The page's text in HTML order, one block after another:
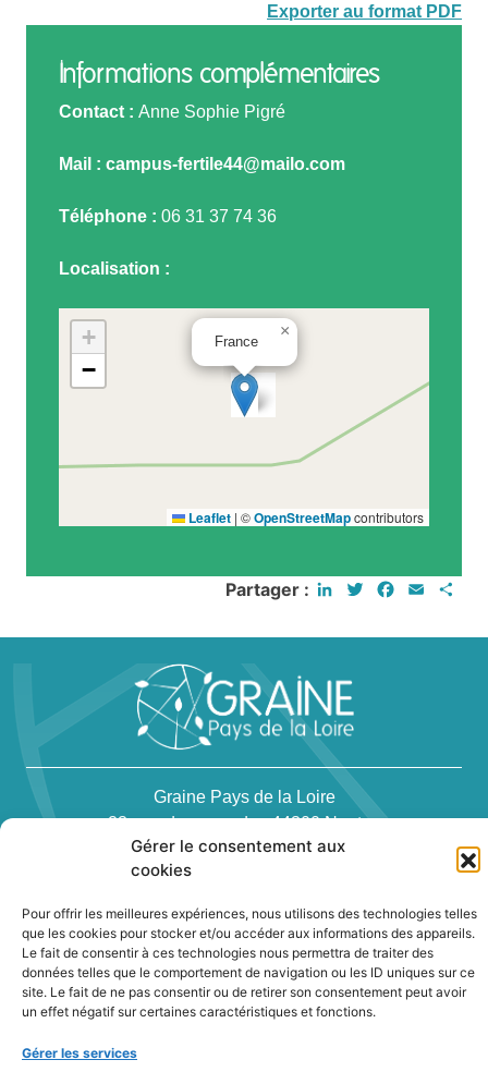
Gérer le consentement aux
cookies
Pour offrir les meilleures expériences, nous utilisons des technologies telles
que les cookies pour stocker et/ou accéder aux informations des appareils.
Le fait de consentir à ces technologies nous permettra de traiter des
données telles que le comportement de navigation ou les ID uniques sur ce
site. Le fait de ne pas consentir ou de retirer son consentement peut avoir
un effet négatif sur certaines caractéristiques et fonctions.
Gérer les services
Exporter au format PDF
Informations complémentaires
Contact : Anne Sophie Pigré
Mail : campus-fertile44@mailo.com
Téléphone : 06 31 37 74 36
Localisation :
France
×
+
−
Leaflet | ©OpenStreetMapcontributors
Partager : LinkedInTwitterFacebook
Email
Graine Pays de la Loire
23, rue des renards - 44300 Nantes
Téléphone : 02 40 94 83 51
Newsletter